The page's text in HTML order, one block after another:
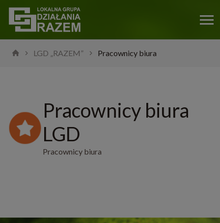
LGD „RAZEM” Pracownicy biura
Pracownicy biura
LGD
Pracownicy biura